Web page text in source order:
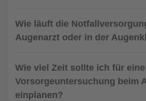
Wie läuft die
Augenarzt oder in der
Wie viel Zeit sollte ich für eine
Vorsorgeuntersuchung beim
einplanen?